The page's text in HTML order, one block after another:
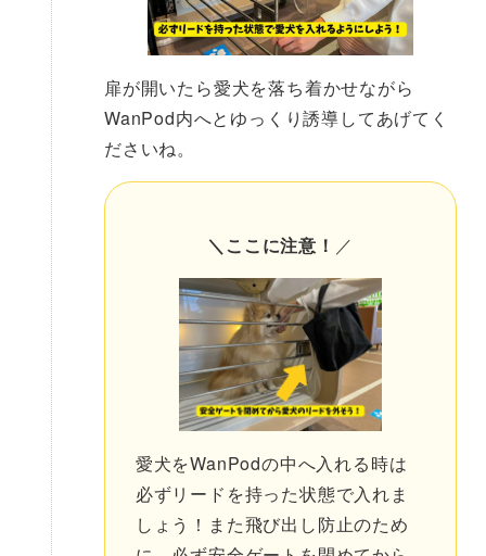
扉が開いたら愛犬を落ち着かせながら
WanPod内へとゆっくり誘導してあげてく
ださいね。
＼ここに注意！ ／
愛犬をWanPodの中へ入れる時は
必ずリードを持った状態で入れま
しょう！また飛び出し防止のため